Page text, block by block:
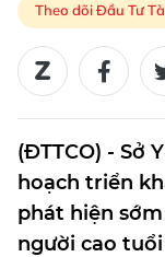
Theo dõi Đầu Tư
(ĐTTCO) - Sở
hoạch triển
phát hiện
người cao